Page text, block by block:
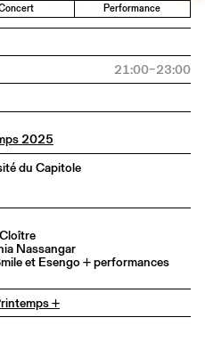
Performance
21:00–23:00
2025
du Capitole
Nassangar
et Esengo + performances
+